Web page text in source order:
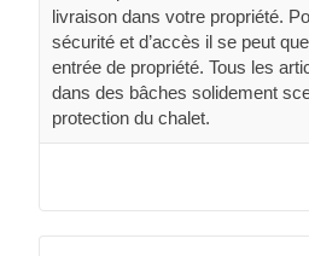
livraison dans votre propriété.
sécurité et d’accès il se peut
entrée de propriété. Tous les
dans des bâches solidement
protection du chalet.